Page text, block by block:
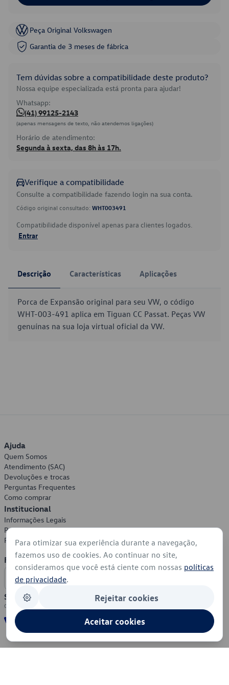
Peça Original Volkswagen
Garantia de 3 meses de fábrica
Tem dúvidas sobre a compatibilidade deste produto?
Nossa equipe especializada está pronta para ajudar!
Whatsapp:
(41) 99125-2143
(apenas mensagens de texto, não atendemos ligações)
Horário de atendimento:
Segunda à sexta, das 8h às 17h.
Verifique a compatibilidade
Consulte a compatibilidade fazendo login na sua conta.
Código original consultado: WHT003491
Compatibilidade disponível apenas para clientes logados.
Entrar
Descrição Características Aplicações
Porca de Expansão original para seu VW, o código
WHT-003-491 aplica em Tiguan CC Passat. Peças VW
genuínas na sua loja virtual oficial da VW.
Ajuda
Quem Somos
Atendimento (SAC)
Devoluções e trocas
Perguntas Frequentes
Como comprar
Institucional
Informações Legais
Política de Privacidade
Política de Cookies
Formas de Pagamento
Segurança
Para otimizar sua experiência durante a navegação,
fazemos uso de cookies. Ao continuar no site,
consideramos que você está ciente com nossas políticas
de privacidade.
Rejeitar cookies
Aceitar cookies